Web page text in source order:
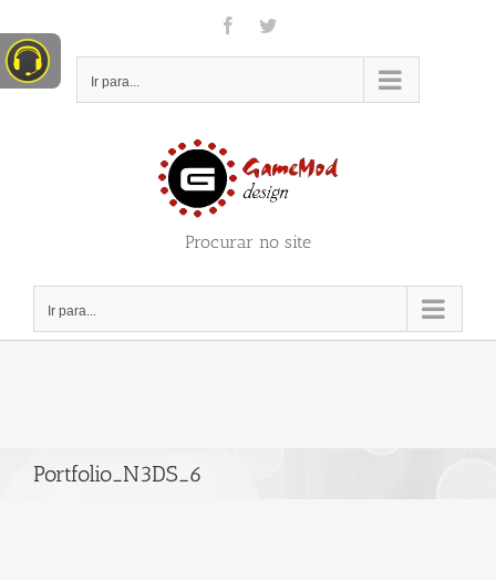
para
o
conteúdo
FacebookTwitter
Ir para...
Procurar no site
Ir para...
Portfolio_N3DS_6